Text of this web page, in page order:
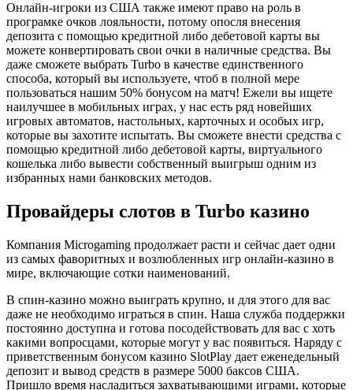
Онлайн-игроки из США также имеют право на роль в
програмке очков лояльности, потому опосля внесения
депозита с помощью кредитной либо дебетовой карты вы
можете конвертировать свои очки в наличные средства. Вы
даже сможете выбрать Turbo в качестве единственного
способа, который вы используете, чтоб в полной мере
пользоваться нашим 50% бонусом на матч! Ежели вы ищете
наилучшее в мобильных играх, у нас есть ряд новейших
игровых автоматов, настольных, карточных и особых игр,
которые вы захотите испытать. Вы сможете внести средства с
помощью кредитной либо дебетовой карты, виртуального
кошелька либо вывести собственный выигрыш одним из
избранных нами банковских методов.
Провайдеры слотов в Turbo казино
Компания Microgaming продолжает расти и сейчас дает одни
из самых фаворитных и возлюбленных игр онлайн-казино в
мире, включающие сотки наименований.
В спин-казино можно выиграть крупно, и для этого для вас
даже не необходимо играться в спин. Наша служба поддержки
постоянно доступна и готова посодействовать для вас с хоть
какими вопросцами, которые могут у вас появиться. Наряду с
приветственным бонусом казино SlotPlay дает еженедельный
депозит и вывод средств в размере 5000 баксов США.
Пришло время насладиться захватывающими играми, которые